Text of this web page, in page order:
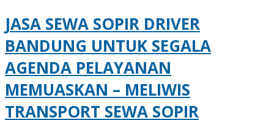
JASA SEWA SOPIR DRIVER
BANDUNG UNTUK SEGALA
AGENDA PELAYANAN
MEMUASKAN – MELIWIS
TRANSPORT SEWA SOPIR